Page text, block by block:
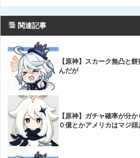
関連記事
【原神】スカーク無凸と
んだが
【原神】ガチャ確率が分
０億とかアメリカはマジ